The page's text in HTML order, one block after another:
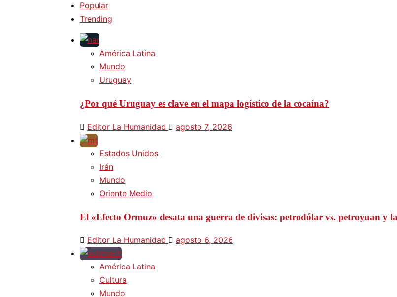
Popular
Trending
América Latina
Mundo
Uruguay
¿Por qué Uruguay es clave en el mapa logístico de la cocaína?
Editor La Humanidad agosto 7, 2026
Estados Unidos
Irán
Mundo
Oriente Medio
El «Efecto Ormuz» desata una guerra de divisas: petrodólar vs. petroyuan y
Editor La Humanidad agosto 6, 2026
América Latina
Cultura
Mundo